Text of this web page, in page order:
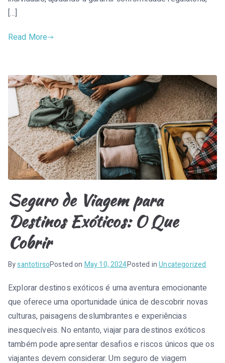
[…]
Read More
Seguro de Viagem para
Destinos Exóticos: O Que
Cobrir
BysantotirsoPosted on May 10, 2024Posted inUncategorized
Explorar destinos exóticos é uma aventura emocionante
que oferece uma oportunidade única de descobrir novas
culturas, paisagens deslumbrantes e experiências
inesquecíveis. No entanto, viajar para destinos exóticos
também pode apresentar desafios e riscos únicos que os
viajantes devem considerar. Um seguro de viagem